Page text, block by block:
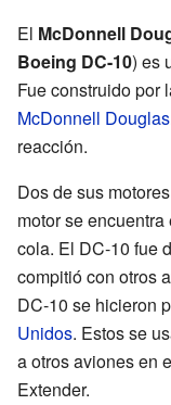
El McDonnell
Boeing DC-10) es
Fue construido por
McDonnell Douglas
reacción.
Dos de sus
motor se
cola. El DC-10 fue
compitió con otros
DC-10 se hicieron
Unidos. Estos se
a otros aviones en
Extender.